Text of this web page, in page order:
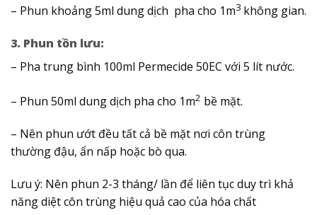
– Phun khoảng 5ml dung dịch pha cho 1m3 không gian.
3. Phun tồn lưu:
– Pha trung bình 100ml Permecide 50EC với 5 lít nước.
– Phun 50ml dung dịch pha cho 1m2 bề mặt.
– Nên phun ướt đều tất cả bề mặt nơi côn trùng
thường đậu, ẩn nấp hoặc bò qua.
Lưu ý: Nên phun 2-3 tháng/ lần để liên tục duy trì khả
năng diệt côn trùng hiệu quả cao của hóa chất